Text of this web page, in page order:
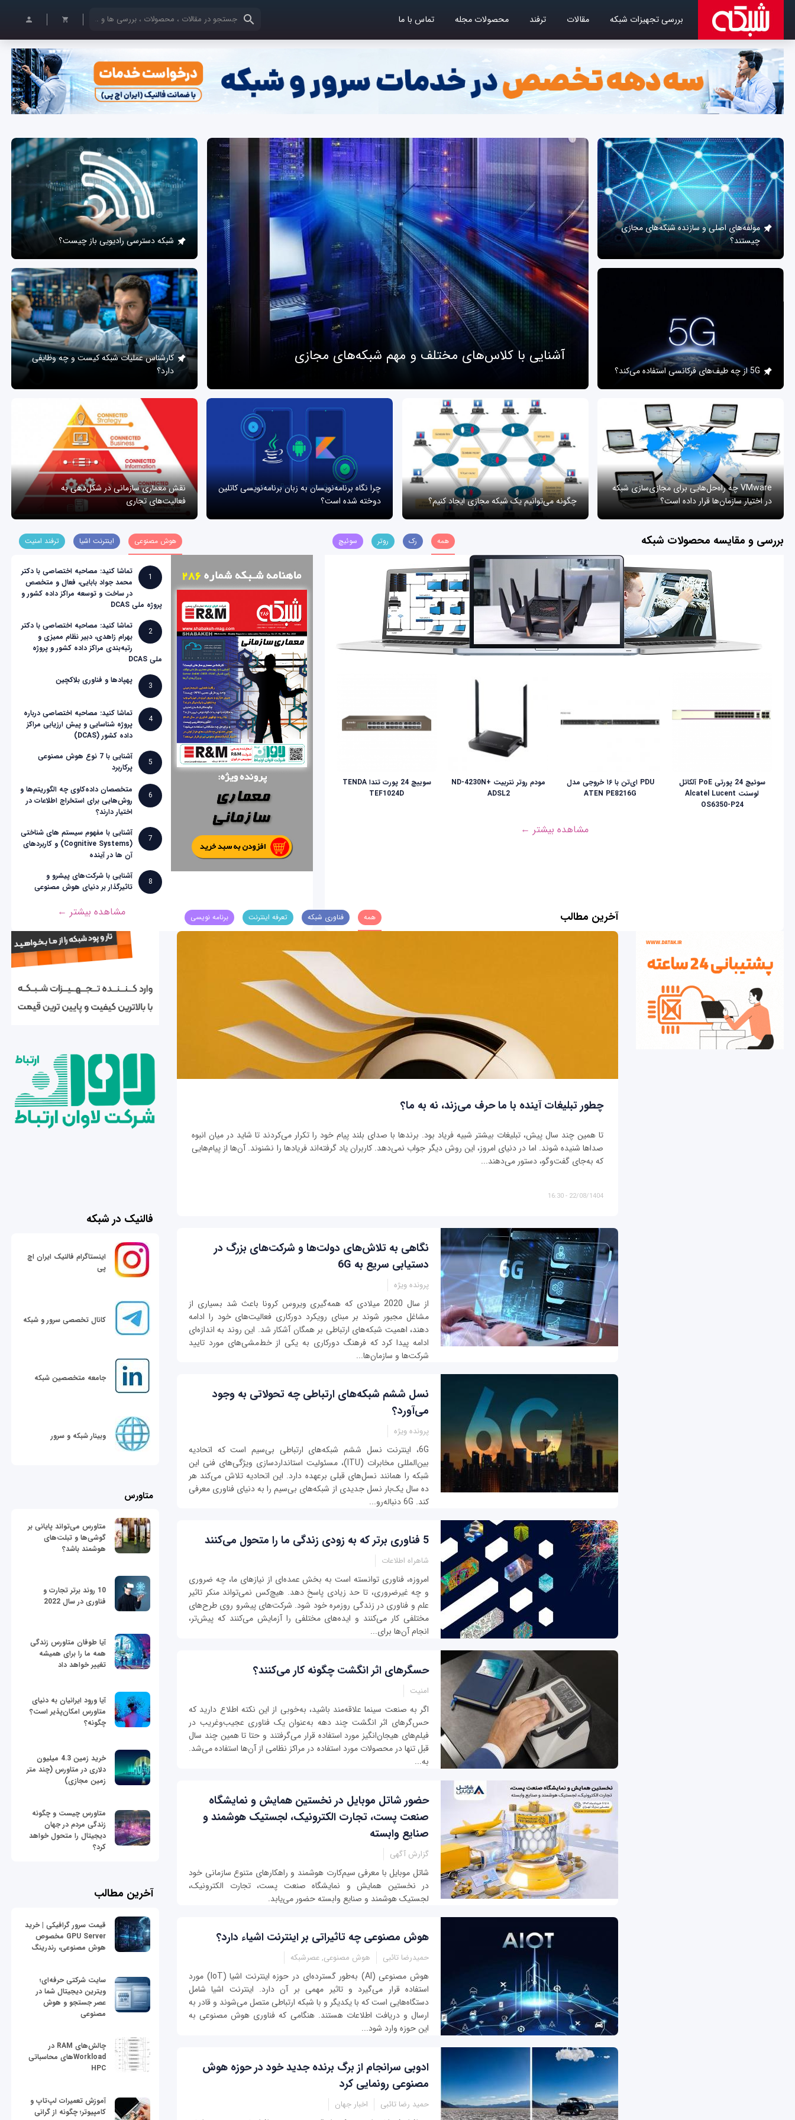
بررسی تجهیزات شبکه مقالات ترفند محصولات مجله تماس با ما کلمات کلیدی خود را وارد کنید
آشنایی با کلاس‌های مختلف و مهم شبکه‌های مجازی
مولفه‌های اصلی و سازنده شبکه‌های مجازی
چیستند؟
5G از چه طیف‌های فرکانسی استفاده می‌کند؟
شبکه دسترسی رادیویی باز چیست؟
کارشناس عملیات شبکه کیست و چه وظایفی
دارد؟
VMware چه راه‌حل‌هایی برای مجازی‌سازی شبکه
در اختیار سازمان‌ها قرار داده است؟
چگونه می‌توانیم یک شبکه مجازی ایجاد کنیم؟
چرا نگاه برنامه‌نویسان به زبان برنامه‌نویسی کاتلین
دوخته شده است؟
نقش معماری سازمانی در شکل‌دهی به
فعالیت‌های تجاری
بررسی و مقایسه محصولات شبکه همه رک روتر سوئیچ
سوئیچ 24 پورتی PoE آلکاتل
لوسنت Alcatel Lucent
OS6350-P24
PDU ای‌تن با ۱۶ خروجی مدل
ATEN PE8216G
مودم روتر نتربیت +ND-4230N
ADSL2
سوییچ 24 پورت تندا TENDA
TEF1024D
مشاهده بیشتر ←
هوش مصنوعی اینترنت اشیا ترفند امنیت
1
تماشا کنید: مصاحبه اختصاصی با دکتر
محمد جواد بابایی، فعال و متخصص
در ساخت و توسعه مراکز داده کشور و
پروژه ملی DCAS
2
تماشا کنید: مصاحبه اختصاصی با دکتر
بهرام زاهدی، دبیر نظام ممیزی و
رتبه‌بندی مراکز داده کشور و پروژه
ملی DCAS
3
پهپادها و فناوری بلاکچین
4
تماشا کنید: مصاحبه اختصاصی درباره
پروژه شناسایی و پیش ارزیابی مراکز
داده کشور (DCAS)
5
آشنایی با 7 نوع هوش مصنوعی
پرکاربرد
6
متخصصان داده‌کاوی چه الگوریتم‌ها و
روش‌هایی برای استخراج اطلاعات در
اختیار دارند؟
7
آشنایی با مفهوم سیستم های شناختی
(Cognitive Systems) و کاربردهای
آن ها در آینده
8
آشنایی با شرکت‌های پیشرو و
تاثیرگذار بر دنیای هوش مصنوعی
مشاهده بیشتر ← آخرین مطالب همه فناوری شبکه تعرفه اینترنت برنامه نویسی
چطور تبلیغات آینده با ما حرف می‌زند، نه به ما؟
تا همین چند سال پیش، تبلیغات بیشتر شبیه فریاد بود. برندها با صدای بلند پیام خود را تکرار می‌کردند تا شاید در میان انبوه
صداها شنیده شوند. اما در دنیای امروز، این روش دیگر جواب نمی‌دهد. کاربران یاد گرفته‌اند فریادها را نشنوند. آن‌ها از پیام‌هایی
که به‌جای گفت‌وگو، دستور می‌دهند...
22/08/1404 - 16:30
نگاهی به تلاش‌های دولت‌ها و شرکت‌های بزرگ در
دستیابی سریع به 6G
پرونده ویژه
از سال 2020 میلادی که همه‌گیری ویروس کرونا باعث شد بسیاری از
مشاغل مجبور شوند بر مبنای رویکرد دورکاری فعالیت‌های خود را ادامه
دهند، اهمیت شبکه‌های ارتباطی بر همگان آشکار شد. این روند به اندازه‌ای
ادامه پیدا کرد که فرهنگ دورکاری به یکی از خط‌مشی‌های مورد تایید
شرکت‌ها و سازمان‌ها...
نسل ششم شبکه‌های ارتباطی چه تحولاتی به وجود
می‌آورد؟
پرونده ویژه
6G، اینترنت نسل ششم شبکه‌های ارتباطی بی‌سیم است که اتحادیه
بین‌المللی مخابرات (ITU)، مسئولیت استانداردسازی ویژگی‌های فنی این
شبکه را همانند نسل‌های قبلی برعهده دارد. این اتحادیه تلاش می‌کند هر
ده سال یک‌بار نسل جدیدی از شبکه‌های بی‌سیم را به دنیای فناوری معرفی
کند. 6G دنباله‌رو...
5 فناوری برتر که به زودی زندگی ما را متحول می‌کنند
شاهراه اطلاعات
امروزه، فناوری‌ توانسته است به بخش عمده‌ای از نیازهای ما، چه ضروری
و چه غیرضروری، تا حد زیادی پاسخ دهد. هیچ‌کس نمی‌تواند منکر تاثیر
علم و فناوری در زندگی روزمره خود شود. شرکت‌های پیشرو روی طرح‌های
مختلفی کار می‌کنند و ایده‌های مختلفی را آزمایش می‌کنند که پیش‌تر،
انجام آن‌ها برای...
حسگرهای اثر انگشت چگونه کار می‌کنند؟
امنیت
اگر به صنعت سینما علاقه‌مند باشید، به‌خوبی از این نکته اطلاع دارید که
حس‌گرهای اثر انگشت چند دهه به‌عنوان یک فناوری عجیب‌و‌غریب در
فیلم‌های هیجان‌انگیز مورد استفاده قرار می‌گرفتند و حتا تا همین چند سال
قبل تنها در محصولات مورد استفاده در مراکز نظامی از آن‌ها استفاده می‌شد.
به‌...
حضور شاتل موبایل در نخستین همایش و نمایشگاه
صنعت پست، تجارت الکترونیک، لجستیک هوشمند و
صنایع وابسته
گزارش آگهی
شاتل ‏‌موبایل با معرفی سیم‌‏کارت هوشمند و راهکارهای متنوع سازمانی خود
در نخستین همایش و نمایشگاه صنعت پست، تجارت الکترونیک،
لجستیک هوشمند و صنایع وابسته حضور می‌‏یابد.
هوش مصنوعی چه تاثیراتی بر اینترنت اشیاء دارد؟
حمیدرضا تائبی هوش مصنوعی, عصرشبکه
هوش مصنوعی (AI) به‌طور گسترده‌ای در حوزه اینترنت اشیا (IoT) مورد
استفاده قرار می‌گیرد و تاثیر مهمی بر آن دارد. اینترنت اشیا شامل
دستگاه‌هایی است که با یکدیگر و با شبکه ارتباطی متصل می‌شوند و قادر به
ارسال و دریافت اطلاعات هستند. هنگامی که فناوری هوش مصنوعی به
این حوزه وارد شود...
ادوبی سرانجام از برگ برنده جدید خود در حوزه هوش
مصنوعی رونمایی کرد
حمید رضا تائبی اخبار جهان
فالنیک در شبکه
اینستاگرام فالنیک ایران اچ
پی
کانال تخصصی سرور و شبکه
جامعه متخصصین شبکه
وبینار شبکه و سرور
متاورس
متاورس می‌تواند پایانی بر
گوشی‌ها و تبلت‌های
هوشمند باشد؟
10 روند برتر تجارت و
فناوری در سال 2022
آیا طوفان متاورس زندگی
همه ما را برای همیشه
تغییر خواهد داد
آیا ورود ایرانیان به دنیای
متاورس امکان‌پذیر است؟
چگونه؟
خرید زمین 4.3 میلیون
دلاری در متاورس (چند متر
زمین مجازی)
متاورس چیست و چگونه
زندگی مردم در جهان
دیجیتال را متحول خواهد
کرد؟
آخرین مطالب
قیمت سرور گرافیکی | خرید
GPU Server مخصوص
هوش مصنوعی، رندرینگ
سایت شرکتی حرفه‌ای؛
ویترین دیجیتال شما در
عصر جستجو و هوش
مصنوعی
چالش‌های RAM در
Workloadهای محاسباتی
HPC
آموزش تعمیرات لپ‌تاپ و
کامپیوتر؛ چگونه از گرانی